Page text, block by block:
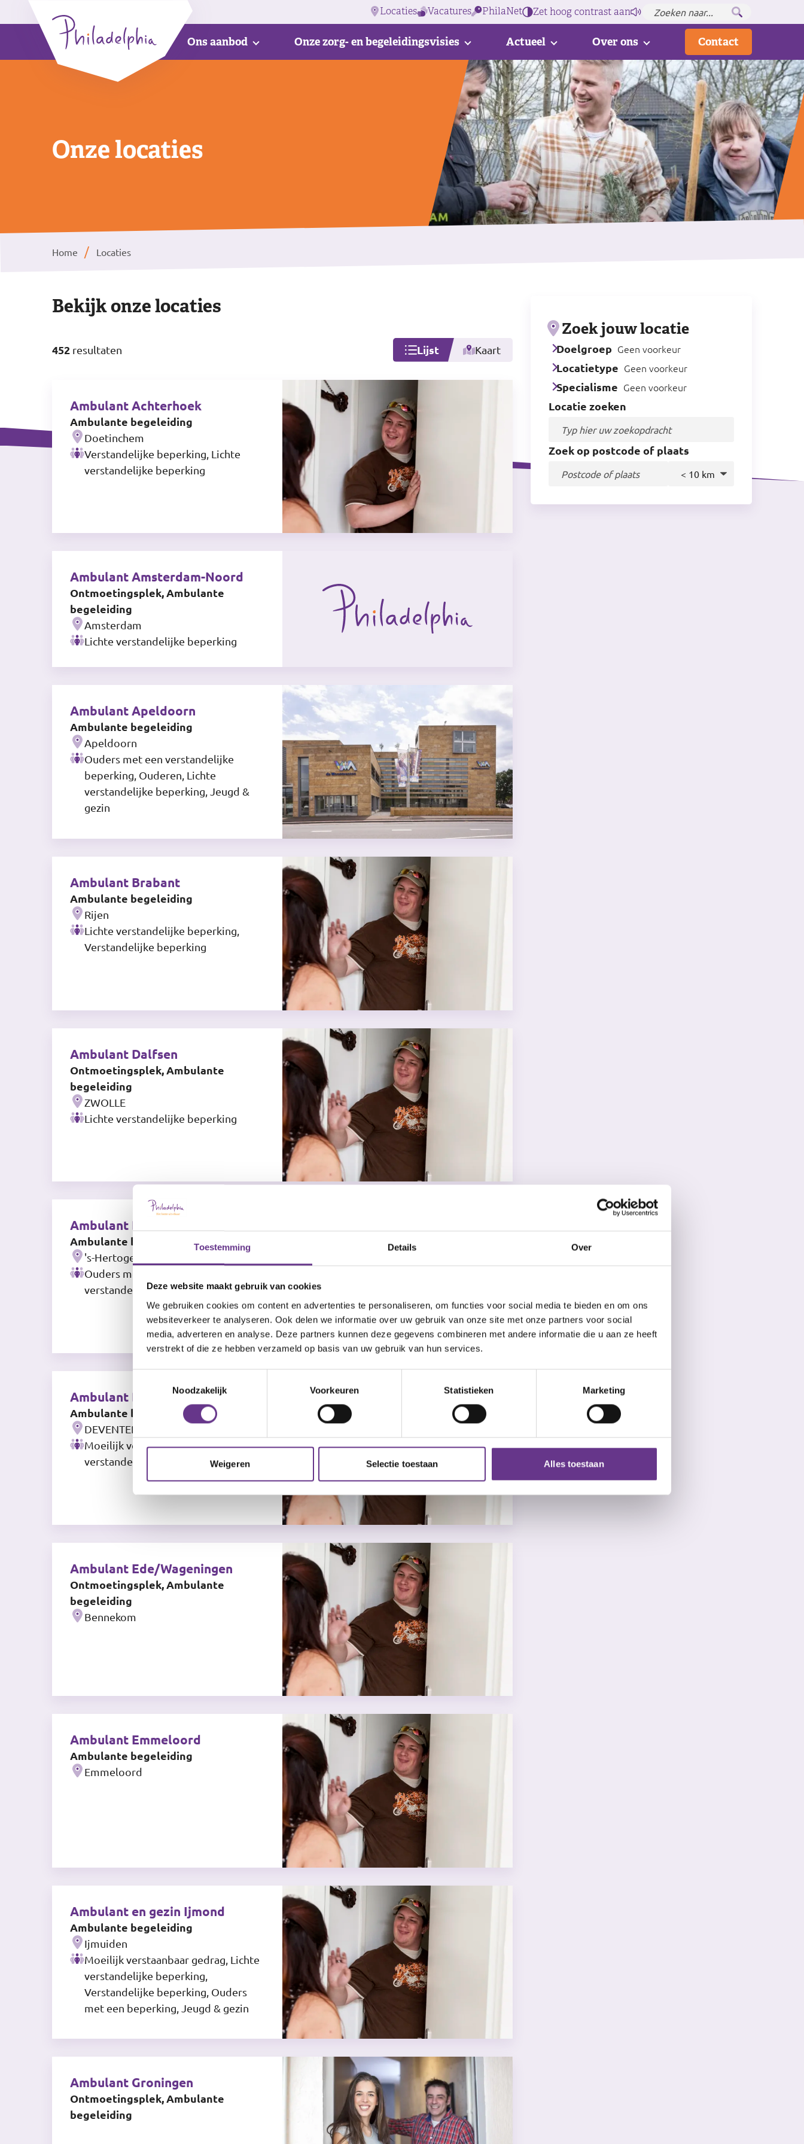
Toestemming Details Over
Deze website maakt gebruik van cookies
We gebruiken cookies om content en advertenties te personaliseren, om functies voor social media te bieden en om ons
websiteverkeer te analyseren. Ook delen we informatie over uw gebruik van onze site met onze partners voor social
media, adverteren en analyse. Deze partners kunnen deze gegevens combineren met andere informatie die u aan ze heeft
verstrekt of die ze hebben verzameld op basis van uw gebruik van hun services.
Noodzakelijk
Voorkeuren Statistieken Marketing
Weigeren Selectie toestaan Alles toestaan
Locaties Vacatures PhilaNet Zet hoog contrast aan
Ons aanbod Onze zorg- en begeleidingsvisies Actueel Over ons Contact
Onze locaties
Home Locaties
Bekijk onze locaties
452 resultaten Lijst Kaart
Ambulant Achterhoek
Ambulante begeleiding
Doetinchem
Verstandelijke beperking, Lichte
verstandelijke beperking
Ambulant Amsterdam-Noord
Ontmoetingsplek, Ambulante
begeleiding
Amsterdam
Lichte verstandelijke beperking
Ambulant Apeldoorn
Ambulante begeleiding
Apeldoorn
Ouders met een verstandelijke
beperking, Ouderen, Lichte
verstandelijke beperking, Jeugd &
gezin
Ambulant Brabant
Ambulante begeleiding
Rijen
Lichte verstandelijke beperking,
Verstandelijke beperking
Ambulant Dalfsen
Ontmoetingsplek, Ambulante
begeleiding
ZWOLLE
Lichte verstandelijke beperking
Ambulant Den Bosch
Ambulante begeleiding
's-Hertogenbosch
Ouders met een beperking, Lichte
verstandelijke beperking
Ambulant Deventer
Ambulante begeleiding
DEVENTER
Moeilijk verstaanbaar gedrag, Lichte
verstandelijke beperking
Ambulant Ede/Wageningen
Ontmoetingsplek, Ambulante
begeleiding
Bennekom
Ambulant Emmeloord
Ambulante begeleiding
Emmeloord
Ambulant en gezin Ijmond
Ambulante begeleiding
Ijmuiden
Moeilijk verstaanbaar gedrag, Lichte
verstandelijke beperking,
Verstandelijke beperking, Ouders
met een beperking, Jeugd & gezin
Ambulant Groningen
Ontmoetingsplek, Ambulante
begeleiding
Zoek jouw locatie
Doelgroep Geen voorkeur
Locatietype Geen voorkeur
Specialisme Geen voorkeur
Locatie zoeken
In
buurt
Zoek op postcode of plaats